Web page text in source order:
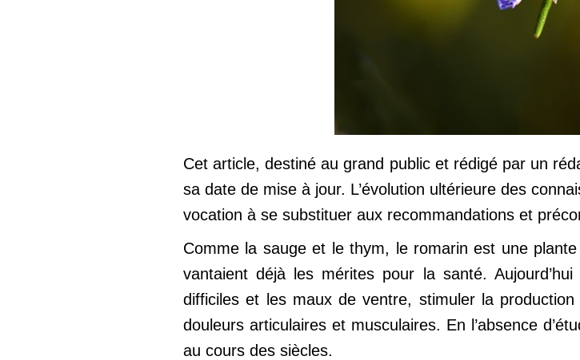
Cet article, destiné au grand public et rédigé par un
sa date de mise à jour. L’évolution ultérieure des
vocation à se substituer aux recommandations et
Comme la sauge et le thym, le romarin est une
vantaient déjà les mérites pour la santé.
difficiles et les maux de ventre, stimuler la
douleurs articulaires et musculaires. En l’absence
au cours des siècles.